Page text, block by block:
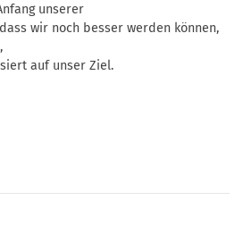
unserer
wir noch besser werden können,
auf unser Ziel.